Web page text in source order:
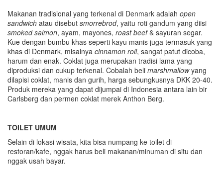
Makanan tradisional yang terkenal di Denmark adalah open
sandwich atau disebut smorrebrod, yaitu roti gandum yang diisi
smoked salmon, ayam, mayones, roast beef& sayuran segar.
Kue dengan bumbu khas seperti kayu manis juga termasuk yang
khas di Denmark, misalnya cinnamon roll, sangat patut dicoba,
harum dan enak. Coklat juga merupakan tradisi lama yang
diproduksi dan cukup terkenal. Cobalah beli marshmallowyang
dilapisi coklat, manis dan gurih, harga sebungkusnya DKK 20-40.
Produk mereka yang dapat dijumpai di Indonesia antara lain bir
Carlsberg dan permen coklat merek Anthon Berg.
TOILET UMUM
Selain di lokasi wisata, kita bisa numpang ke toilet di
restoran/kafe, nggak harus beli makanan/minuman di situ dan
nggak usah bayar.